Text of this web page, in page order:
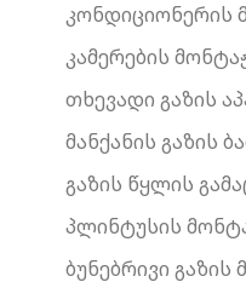
კონდიციონერის
კამერების
თხევადი გაზის
მანქანის გაზის
გაზის წყლის
პლინტუსის
ბუნებრივი გაზის